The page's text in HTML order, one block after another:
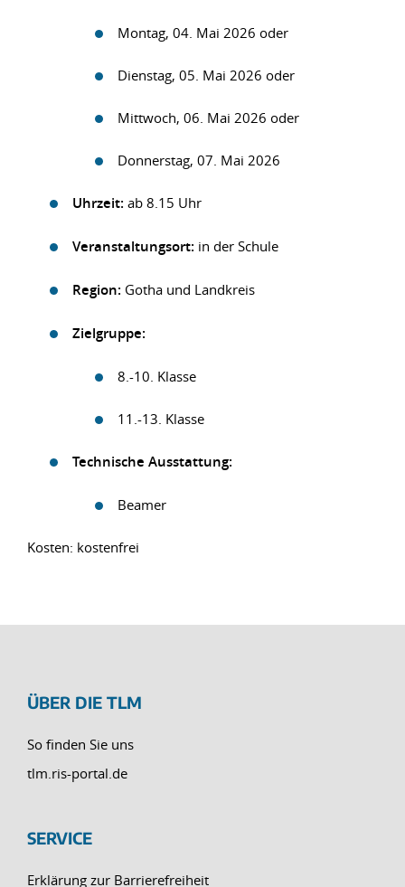
Montag, 04. Mai 2026 oder
Dienstag, 05. Mai 2026 oder
Mittwoch, 06. Mai 2026 oder
Donnerstag, 07. Mai 2026
Uhrzeit: ab 8.15 Uhr
Veranstaltungsort: in der Schule
Region: Gotha und Landkreis
Zielgruppe:
8.-10. Klasse
11.-13. Klasse
Technische Ausstattung:
Beamer
Kosten: kostenfrei
ÜBER DIE TLM
So finden Sie uns
tlm.ris-portal.de
SERVICE
Erklärung zur Barrierefreiheit